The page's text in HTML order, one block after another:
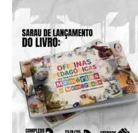
Contato
Currículo